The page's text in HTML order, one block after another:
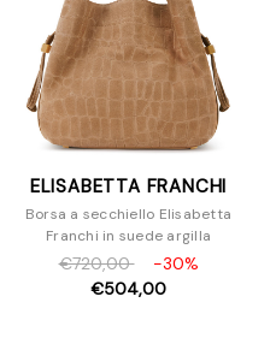
ELISABETTA FRANCHI
Borsa a secchiello Elisabetta
Franchi in suede argilla
€720,00
-30%
€504,00